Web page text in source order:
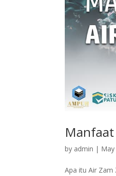
by admin |
Apa itu Air Zam